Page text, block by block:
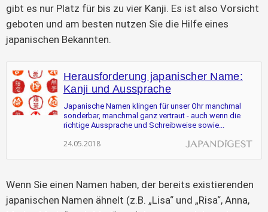
gibt es nur Platz für bis zu vier Kanji. Es ist also Vorsicht
geboten und am besten nutzen Sie die Hilfe eines
japanischen Bekannten.
Herausforderung japanischer Name:
Kanji und Aussprache
Japanische Namen klingen für unser Ohr manchmal
sonderbar, manchmal ganz vertraut - auch wenn die
richtige Aussprache und Schreibweise sowie...
24.05.2018
Wenn Sie einen Namen haben, der bereits existierenden
japanischen Namen ähnelt (z.B. „Lisa“ und „Risa“, Anna,